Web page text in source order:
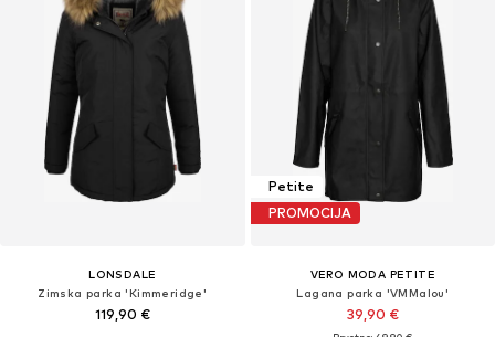
LONSDALE
Zimska parka 'Kimmeridge'
119,90 €
Petite
PROMOCIJA
VERO MODA PETITE
Lagana parka 'VMMalou'
39,90 €